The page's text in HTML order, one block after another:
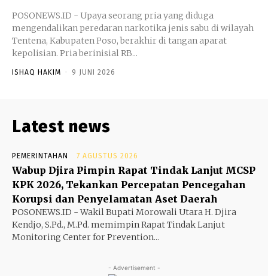
POSONEWS.ID - Upaya seorang pria yang diduga
mengendalikan peredaran narkotika jenis sabu di wilayah
Tentena, Kabupaten Poso, berakhir di tangan aparat
kepolisian. Pria berinisial RB...
ISHAQ HAKIM - 9 JUNI 2026
Latest news
PEMERINTAHAN 7 AGUSTUS 2026
Wabup Djira Pimpin Rapat Tindak Lanjut MCSP
KPK 2026, Tekankan Percepatan Pencegahan
Korupsi dan Penyelamatan Aset Daerah
POSONEWS.ID - Wakil Bupati Morowali Utara H. Djira
Kendjo, S.Pd., M.Pd. memimpin Rapat Tindak Lanjut
Monitoring Center for Prevention...
- Advertisement -